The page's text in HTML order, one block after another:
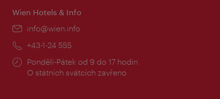
Wien Hotels & Info
E-
info@wien.info
Telefon:
+43-1-24 555
Provozní
doba:
Pondělí-Pátek od 9 do 17 hodin
O státních svátcích zavřeno